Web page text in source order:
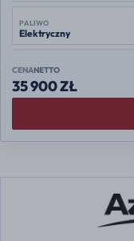
PALIWO
Elektryczny
CENANETTO
35 900 ZŁ